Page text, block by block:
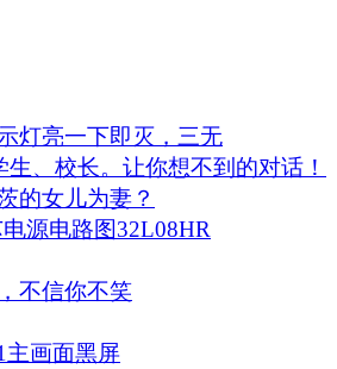
灯亮一下即灭，三无
、校长。让你想不到的对话！
的女儿为妻？
源电路图32L08HR
不信你不笑
主画面黑屏